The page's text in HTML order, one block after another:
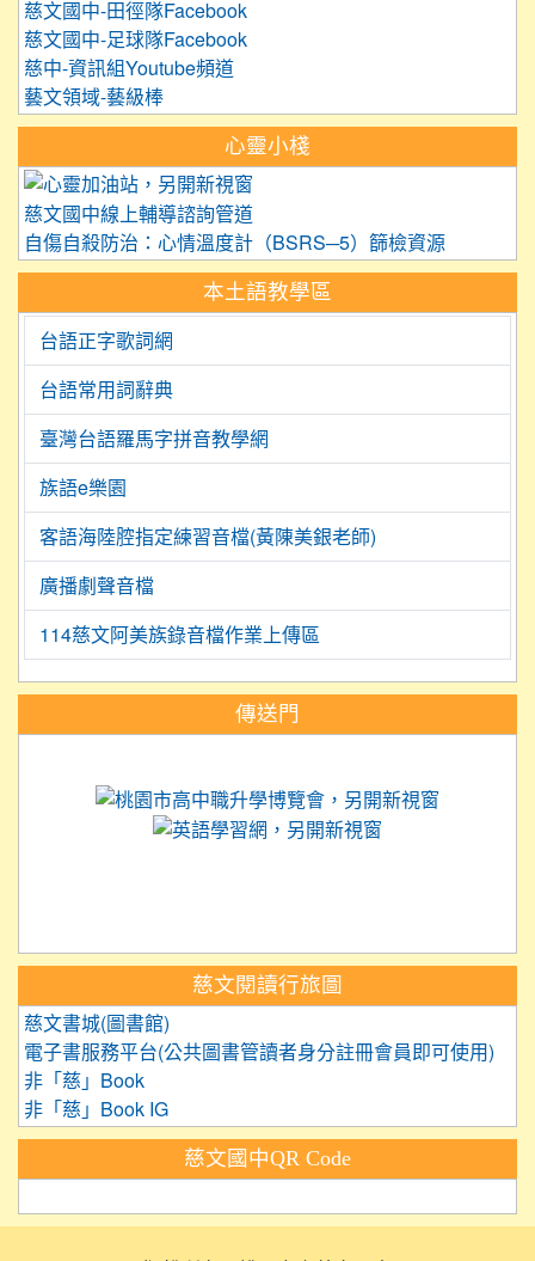
慈文國中-田徑隊Facebook
慈文國中-足球隊Facebook
慈中-資訊組Youtube頻道
藝文領域-藝級棒
心靈小棧
慈文國中線上輔導諮詢管道
自傷自殺防治：心情溫度計（BSRS─5）篩檢資源
本土語教學區
台語正字歌詞網
台語常用詞辭典
臺灣台語羅馬字拼音教學網
族語e樂園
客語海陸腔指定練習音檔(黃陳美銀老師)
廣播劇聲音檔
114慈文阿美族錄音檔作業上傳區
傳送門
慈文閱讀行旅圖
慈文書城(圖書館)
電子書服務平台(公共圖書管讀者身分註冊會員即可使用)
非「慈」Book
非「慈」Book IG
慈文國中QR Code